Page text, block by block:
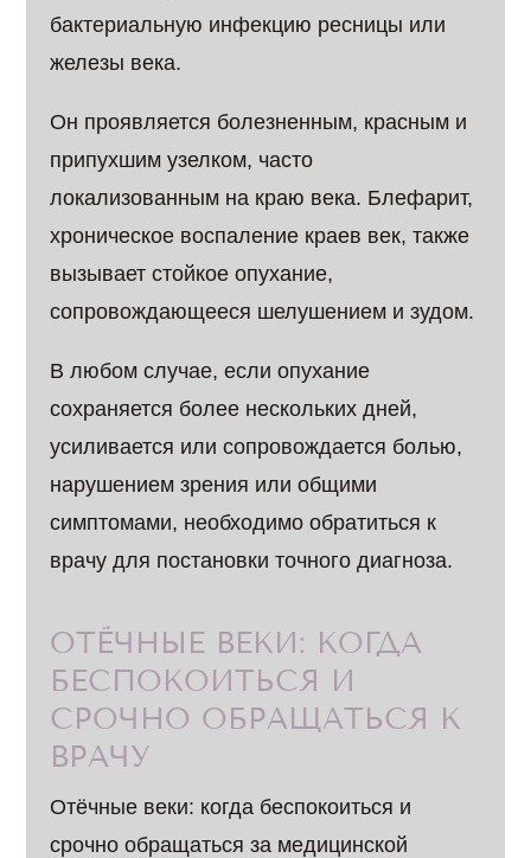
бактериальную инфекцию ресницы или
железы века.
Он проявляется болезненным, красным и
припухшим узелком, часто
локализованным на краю века. Блефарит,
хроническое воспаление краев век, также
вызывает стойкое опухание,
сопровождающееся шелушением и зудом.
В любом случае, если опухание
сохраняется более нескольких дней,
усиливается или сопровождается болью,
нарушением зрения или общими
симптомами, необходимо обратиться к
врачу для постановки точного диагноза.
ОТЁЧНЫЕ ВЕКИ: КОГДА
БЕСПОКОИТЬСЯ И
СРОЧНО ОБРАЩАТЬСЯ К
ВРАЧУ
Отёчные веки: когда беспокоиться и
срочно обращаться за медицинской